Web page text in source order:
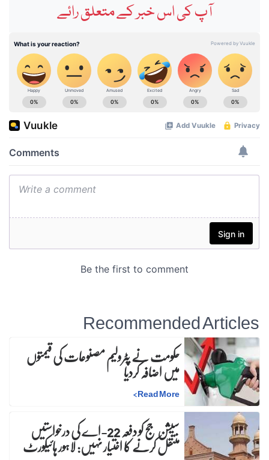
آپ کی اس خبر کے متعلق رائے
Recommended Articles
حکومت نے پٹرولیم مصنوعات کی قیمتوں
میں اضافہ کردیا
Read More
>
سیشن جج کو دفعہ 22-اے کی درخواستیں
منتقل کرنے کا اختیار نہیں: لاہور ہائیکورٹ